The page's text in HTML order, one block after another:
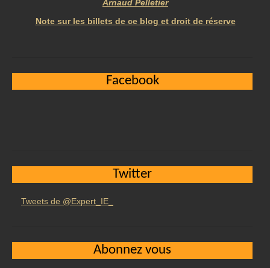
Arnaud Pelletier
Note sur les billets de ce blog et droit de réserve
Facebook
Twitter
Tweets de @Expert_IE_
Abonnez vous